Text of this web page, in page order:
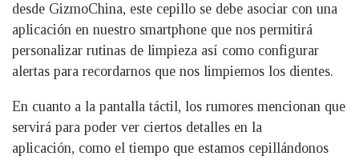
desde GizmoChina, este cepillo se debe asociar con una
aplicación en nuestro smartphone que nos permitirá
personalizar rutinas de limpieza así como configurar
alertas para recordarnos que nos limpiemos los dientes.
En cuanto a la pantalla táctil, los rumores mencionan que
servirá para poder ver ciertos detalles en la
aplicación, como el tiempo que estamos cepillándonos